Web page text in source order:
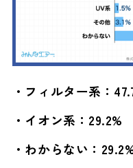
・フィルター系：
・イオン系：29.2%
・わからない：